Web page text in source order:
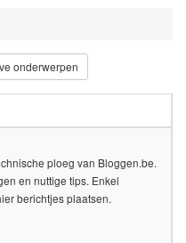
onderwerpen
ploeg van Bloggen.be.
en nuttige tips. Enkel
berichtjes plaatsen.